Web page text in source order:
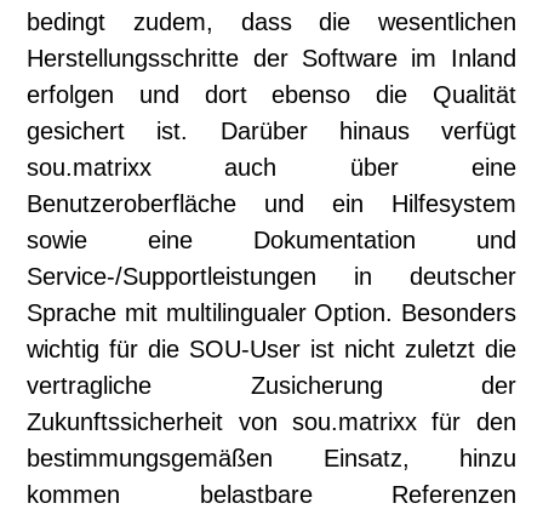
bedingt zudem, dass die wesentlichen
Herstellungsschritte der Software im Inland
erfolgen und dort ebenso die Qualität
gesichert ist. Darüber hinaus verfügt
sou.matrixx auch über eine
Benutzeroberfläche und ein Hilfesystem
sowie eine Dokumentation und
Service-/Supportleistungen in deutscher
Sprache mit multilingualer Option. Besonders
wichtig für die SOU-User ist nicht zuletzt die
vertragliche Zusicherung der
Zukunftssicherheit von sou.matrixx für den
bestimmungsgemäßen Einsatz, hinzu
kommen belastbare Referenzen